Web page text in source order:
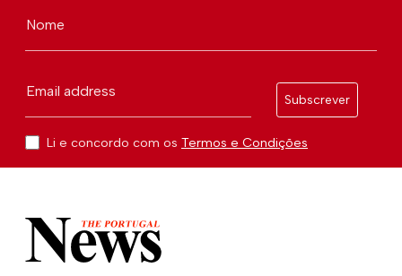
Nome
Email address
Subscrever
Li e concordo com os Termos e Condições